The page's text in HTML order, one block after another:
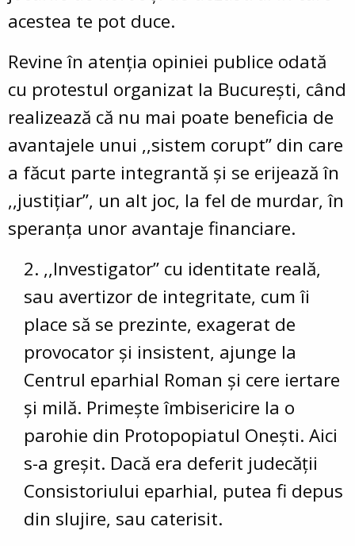
acestea te pot duce.
Revine în atenția opiniei publice odată
cu protestul organizat la București, când
realizează că nu mai poate beneficia de
avantajele unui ,,sistem corupt” din care
a făcut parte integrantă și se erijează în
,,justițiar”, un alt joc, la fel de murdar, în
speranța unor avantaje financiare.
,,Investigator” cu identitate reală,
sau avertizor de integritate, cum îi
place să se prezinte, exagerat de
provocator și insistent, ajunge la
Centrul eparhial Roman și cere iertare
și milă. Primește îmbisericire la o
parohie din Protopopiatul Onești. Aici
s-a greșit. Dacă era deferit judecății
Consistoriului eparhial, putea fi depus
din slujire, sau caterisit.